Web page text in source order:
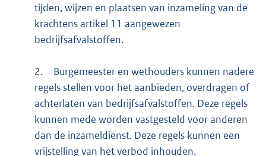
tijden, wijzen en plaatsen van inzameling van de
krachtens artikel 11 aangewezen
bedrijfsafvalstoffen.
2.
Burgemeester en wethouders kunnen nadere
regels stellen voor het aanbieden, overdragen of
achterlaten van bedrijfsafvalstoffen. Deze regels
kunnen mede worden vastgesteld voor anderen
dan de inzameldienst. Deze regels kunnen een
vrijstelling van het verbod inhouden.